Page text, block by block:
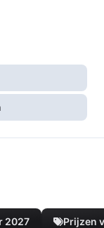
2027 Prijzen